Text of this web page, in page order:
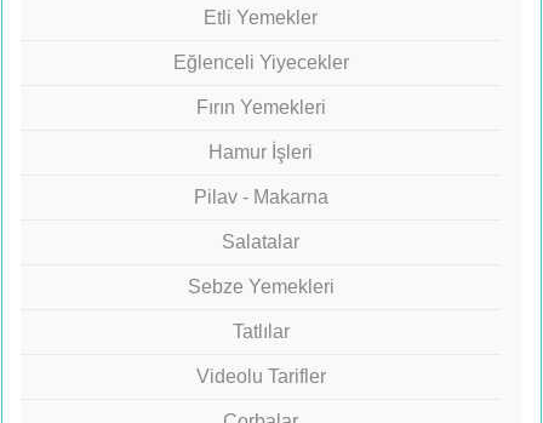
Etli Yemekler
Eğlenceli Yiyecekler
Fırın Yemekleri
Hamur İşleri
Pilav - Makarna
Salatalar
Sebze Yemekleri
Tatlılar
Videolu Tarifler